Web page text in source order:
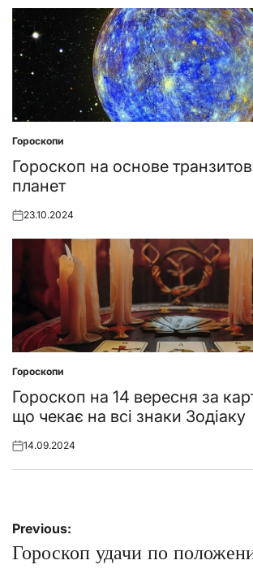
Posted
in
Гороскопи
Гороскоп на основе
планет
Posted
23.10.2024
Posted
in
Гороскопи
Гороскоп на 14 вересня за
що чекає на всі знаки Зодіаку
Posted
14.09.2024
Навігація
записів
Previous:
Гороскоп удачи по